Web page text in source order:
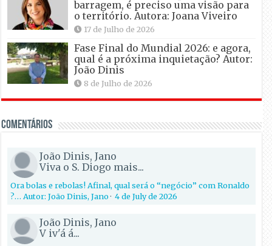
barragem, é preciso uma visão para
o território. Autora: Joana Viveiro
17 de Julho de 2026
Fase Final do Mundial 2026: e agora,
qual é a próxima inquietação? Autor:
João Dinis
8 de Julho de 2026
Comentários
João Dinis, Jano
Viva o S. Diogo mais...
Ora bolas e rebolas! Afinal, qual será o “negócio” com Ronaldo
?… Autor: João Dinis, Jano·4 de July de 2026
João Dinis, Jano
V iv'á á...